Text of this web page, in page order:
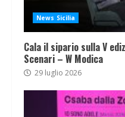
News Sicilia
Cala il sipario sulla V
Scenari – W Modica
29 luglio 2026